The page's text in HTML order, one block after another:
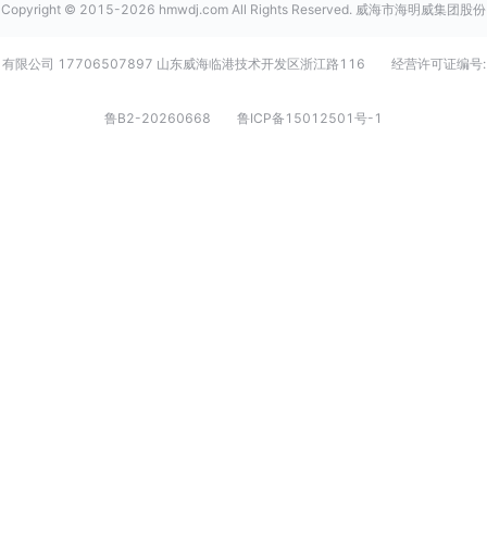
Copyright © 2015-2026 hmwdj.com All Rights Reserved. 威海市海明威集团股份
有限公司 17706507897 山东威海临港技术开发区浙江路116 经营许可证编号:
鲁B2-20260668 鲁ICP备15012501号-1